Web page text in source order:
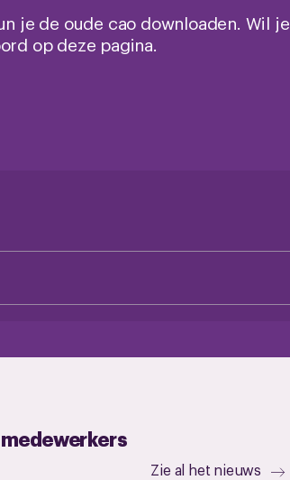
je de oude cao downloaden. Wil je
op deze pagina.
Zie al het nieuws